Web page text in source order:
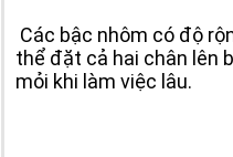
Các bậc nhôm có độ
thể đặt cả hai chân lên
mỏi khi làm việc lâu.